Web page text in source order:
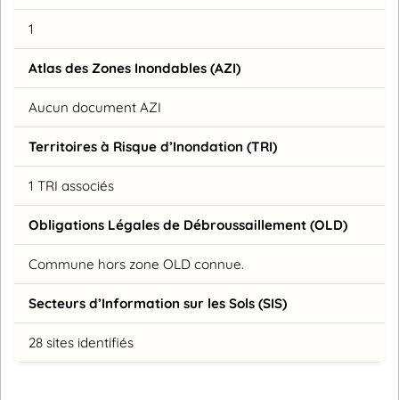
1
Atlas des Zones Inondables (AZI)
Aucun document AZI
Territoires à Risque d’Inondation (TRI)
1 TRI associés
Obligations Légales de Débroussaillement (OLD)
Commune hors zone OLD connue.
Secteurs d’Information sur les Sols (SIS)
28 sites identifiés